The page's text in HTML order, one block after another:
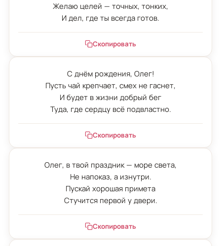
Желаю целей — точных, тонких,
И дел, где ты всегда готов.
Скопировать
С днём рождения, Олег!
Пусть чай крепчает, смех не гаснет,
И будет в жизни добрый бег
Туда, где сердцу всё подвластно.
Скопировать
Олег, в твой праздник — море света,
Не напоказ, а изнутри.
Пускай хорошая примета
Стучится первой у двери.
Скопировать